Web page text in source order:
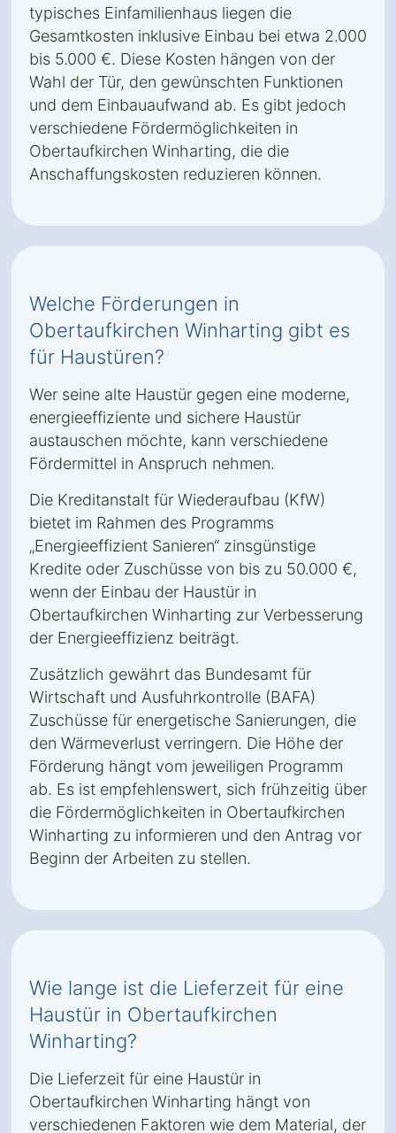
typisches Einfamilienhaus liegen die
Gesamtkosten inklusive Einbau bei etwa 2.000
bis 5.000 €. Diese Kosten hängen von der
Wahl der Tür, den gewünschten Funktionen
und dem Einbauaufwand ab. Es gibt jedoch
verschiedene Fördermöglichkeiten in
Obertaufkirchen Winharting, die die
Anschaffungskosten reduzieren können.
Welche Förderungen in
Obertaufkirchen Winharting gibt es
für Haustüren?
Wer seine alte Haustür gegen eine moderne,
energieeffiziente und sichere Haustür
austauschen möchte, kann verschiedene
Fördermittel in Anspruch nehmen.
Die Kreditanstalt für Wiederaufbau (KfW)
bietet im Rahmen des Programms
„Energieeffizient Sanieren“ zinsgünstige
Kredite oder Zuschüsse von bis zu 50.000 €,
wenn der Einbau der Haustür in
Obertaufkirchen Winharting zur Verbesserung
der Energieeffizienz beiträgt.
Zusätzlich gewährt das Bundesamt für
Wirtschaft und Ausfuhrkontrolle (BAFA)
Zuschüsse für energetische Sanierungen, die
den Wärmeverlust verringern. Die Höhe der
Förderung hängt vom jeweiligen Programm
ab. Es ist empfehlenswert, sich frühzeitig über
die Fördermöglichkeiten in Obertaufkirchen
Winharting zu informieren und den Antrag vor
Beginn der Arbeiten zu stellen.
Wie lange ist die Lieferzeit für eine
Haustür in Obertaufkirchen
Winharting?
Die Lieferzeit für eine Haustür in
Obertaufkirchen Winharting hängt von
verschiedenen Faktoren wie dem Material, der